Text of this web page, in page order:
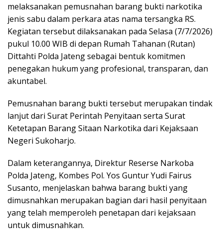
melaksanakan pemusnahan barang bukti narkotika
jenis sabu dalam perkara atas nama tersangka RS.
Kegiatan tersebut dilaksanakan pada Selasa (7/7/2026)
pukul 10.00 WIB di depan Rumah Tahanan (Rutan)
Dittahti Polda Jateng sebagai bentuk komitmen
penegakan hukum yang profesional, transparan, dan
akuntabel.
Pemusnahan barang bukti tersebut merupakan tindak
lanjut dari Surat Perintah Penyitaan serta Surat
Ketetapan Barang Sitaan Narkotika dari Kejaksaan
Negeri Sukoharjo.
Dalam keterangannya, Direktur Reserse Narkoba
Polda Jateng, Kombes Pol. Yos Guntur Yudi Fairus
Susanto, menjelaskan bahwa barang bukti yang
dimusnahkan merupakan bagian dari hasil penyitaan
yang telah memperoleh penetapan dari kejaksaan
untuk dimusnahkan.